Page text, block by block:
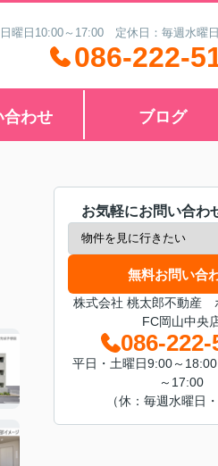
曜日10:00～17:00 定休日：毎週水曜
086-222-
合わせ ブログ
お気軽にお問い合わ
無料お問い合
株式会社 桃太郎不動産
FC岡山中央
086-222-
平日・土曜日9:00～
～17:00
（休：毎週水曜日